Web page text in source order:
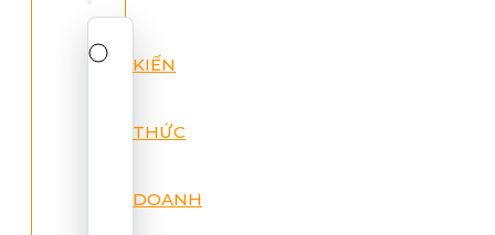
KIẾN
THỨC
DOANH